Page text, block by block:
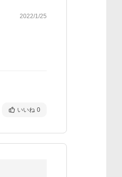
2022/1/25
いいね 0